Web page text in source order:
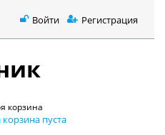
Войти Регистрация
корзина
пуста